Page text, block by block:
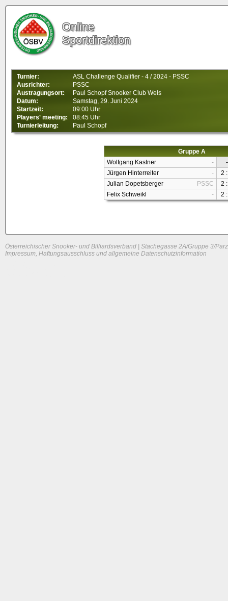
Online
Sportdirektion
Turnier:
ASL Challenge Qualifier - 4 / 2024 - PSSC
Ausrichter:
PSSC
Austragungsort:
Paul Schopf Snooker Club Wels
Datum:
Samstag, 29. Juni 2024
Startzeit:
09:00 Uhr
Players' meeting:
08:45 Uhr
Turnierleitung:
Paul Schopf
Gruppe A
Wolfgang Kastner
-
-
Jürgen Hinterreiter
-
2
Julian Dopetsberger
PSSC
2
Felix Schweikl
- 2
Österreichischer Snooker- und Billiardsverband | Stachegasse 2A/Gruppe 3/
Impressum, Haftungsausschluss und allgemeine Datenschutzinformation